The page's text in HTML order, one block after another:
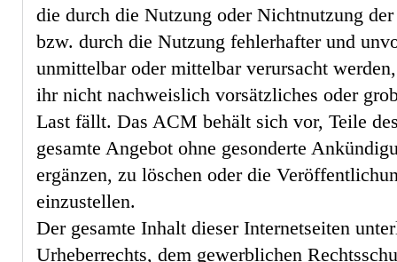
die durch die Nutzung oder Nichtnutzung
bzw. durch die Nutzung fehlerhafter und
unmittelbar oder mittelbar verursacht
ihr nicht nachweislich vorsätzliches oder
Last fällt. Das ACM behält sich vor, Teile
gesamte Angebot ohne gesonderte
ergänzen, zu löschen oder die
einzustellen.
Der gesamte Inhalt dieser Internetseiten
Urheberrechts, dem gewerblichen